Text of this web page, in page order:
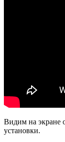
Видим на экране
установки.